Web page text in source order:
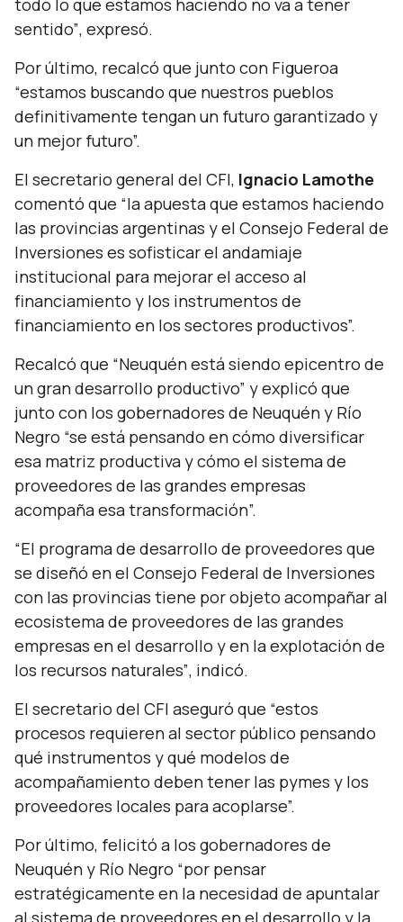
todo lo que estamos haciendo no va a tener
sentido”, expresó.
Por último, recalcó que junto con Figueroa
“estamos buscando que nuestros pueblos
definitivamente tengan un futuro garantizado y
un mejor futuro”.
El secretario general del CFI, Ignacio Lamothe
comentó que “la apuesta que estamos haciendo
las provincias argentinas y el Consejo Federal de
Inversiones es sofisticar el andamiaje
institucional para mejorar el acceso al
financiamiento y los instrumentos de
financiamiento en los sectores productivos”.
Recalcó que “Neuquén está siendo epicentro de
un gran desarrollo productivo” y explicó que
junto con los gobernadores de Neuquén y Río
Negro “se está pensando en cómo diversificar
esa matriz productiva y cómo el sistema de
proveedores de las grandes empresas
acompaña esa transformación”.
“El programa de desarrollo de proveedores que
se diseñó en el Consejo Federal de Inversiones
con las provincias tiene por objeto acompañar al
ecosistema de proveedores de las grandes
empresas en el desarrollo y en la explotación de
los recursos naturales”, indicó.
El secretario del CFI aseguró que “estos
procesos requieren al sector público pensando
qué instrumentos y qué modelos de
acompañamiento deben tener las pymes y los
proveedores locales para acoplarse”.
Por último, felicitó a los gobernadores de
Neuquén y Río Negro “por pensar
estratégicamente en la necesidad de apuntalar
al sistema de proveedores en el desarrollo y la